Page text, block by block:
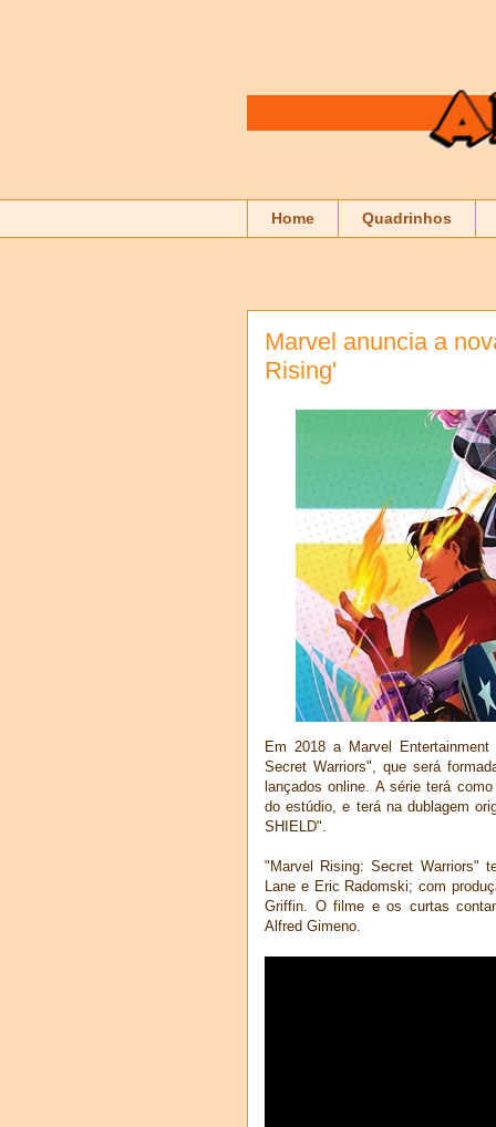
Home Quadrinhos
Marvel anuncia a
Rising'
Em 2018 a Marvel
Secret Warriors", que será
lançados online. A série terá
do estúdio, e terá na dublagem
SHIELD".
"Marvel Rising: Secret Warriors"
Lane e Eric Radomski; com
Griffin. O filme e os curtas
Alfred Gimeno.